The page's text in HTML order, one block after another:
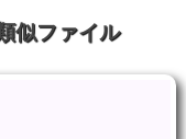
似ファイル